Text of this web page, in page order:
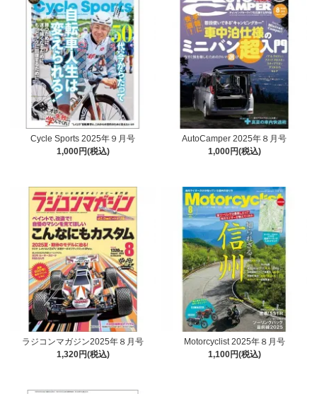
Cycle Sports 2025年９月号
1,000円(税込)
AutoCamper 2025年８月号
1,000円(税込)
ラジコンマガジン2025年８月号
1,320円(税込)
Motorcyclist 2025年８月号
1,100円(税込)